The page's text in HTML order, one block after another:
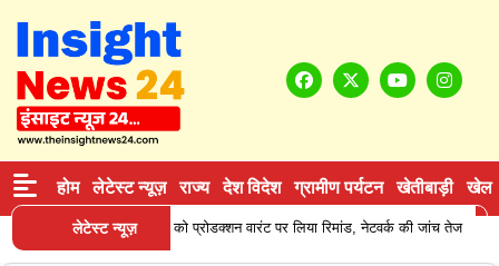
होम लेटेस्ट न्यूज़ राज्य देश विदेश ग्रामीण पर्यटन खेतीबाड़ी खेल
लेटेस्ट न्यूज़
सप्लाई करने वाले आरोपी को प्रोडक्शन वारंट पर लिया रिमांड, नेटवर्क की जांच तेज